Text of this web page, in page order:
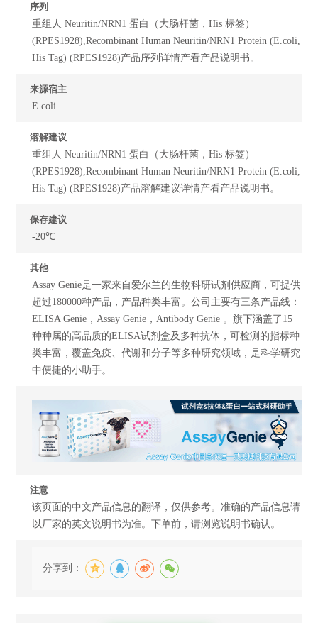
序列
重组人 Neuritin/NRN1 蛋白（大肠杆菌，His 标签）
(RPES1928),Recombinant Human Neuritin/NRN1 Protein (E.coli,
His Tag) (RPES1928)产品序列详情产看产品说明书。
来源宿主
E.coli
溶解建议
重组人 Neuritin/NRN1 蛋白（大肠杆菌，His 标签）
(RPES1928),Recombinant Human Neuritin/NRN1 Protein (E.coli,
His Tag) (RPES1928)产品溶解建议详情产看产品说明书。
保存建议
-20℃
其他
Assay Genie是一家来自爱尔兰的生物科研试剂供应商，可提供
超过180000种产品，产品种类丰富。公司主要有三条产品线：
ELISA Genie，Assay Genie，Antibody Genie 。旗下涵盖了15
种种属的高品质的ELISA试剂盒及多种抗体，可检测的指标种
类丰富，覆盖免疫、代谢和分子等多种研究领域，是科学研究
中便捷的小助手。
注意
该页面的中文产品信息的翻译，仅供参考。准确的产品信息请
以厂家的英文说明书为准。下单前，请浏览说明书确认。
分享到：